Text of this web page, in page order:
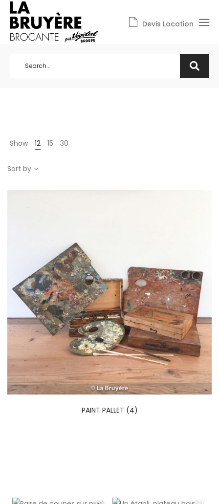
Devis Location
Show 12 15 30
Sort by
PAINT PALLET (4)